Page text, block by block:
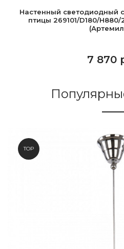
Настенный светодиодный
птицы 269101/D180/
7 870
TOP